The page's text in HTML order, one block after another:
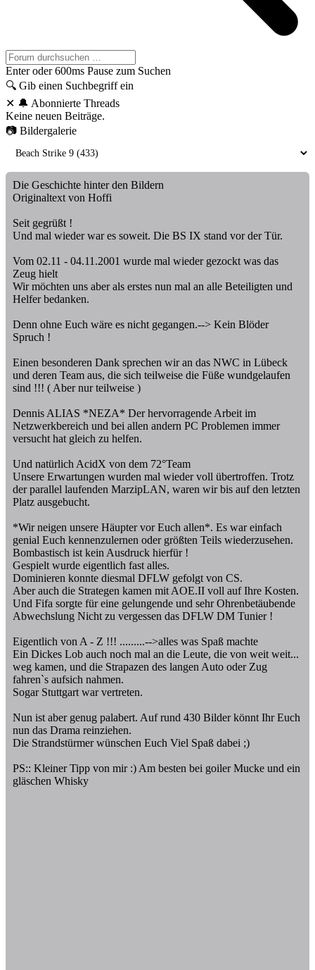
Enter oder 600ms Pause zum Suchen
🔍 Gib einen Suchbegriff ein
✕ 🔔 Abonnierte Threads
Keine neuen Beiträge.
📷 Bildergalerie
Die Geschichte hinter den Bildern
Originaltext von Hoffi
Seit gegrüßt !
Und mal wieder war es soweit. Die BS IX stand vor der Tür.
Vom 02.11 - 04.11.2001 wurde mal wieder gezockt was das
Zeug hielt
Wir möchten uns aber als erstes nun mal an alle Beteiligten und
Helfer bedanken.
Denn ohne Euch wäre es nicht gegangen.--> Kein Blöder
Spruch !
Einen besonderen Dank sprechen wir an das NWC in Lübeck
und deren Team aus, die sich teilweise die Füße wundgelaufen
sind !!! ( Aber nur teilweise )
Dennis ALIAS *NEZA* Der hervorragende Arbeit im
Netzwerkbereich und bei allen andern PC Problemen immer
versucht hat gleich zu helfen.
Und natürlich AcidX von dem 72°Team
Unsere Erwartungen wurden mal wieder voll übertroffen. Trotz
der parallel laufenden MarzipLAN, waren wir bis auf den letzten
Platz ausgebucht.
*Wir neigen unsere Häupter vor Euch allen*. Es war einfach
genial Euch kennenzulernen oder größten Teils wiederzusehen.
Bombastisch ist kein Ausdruck hierfür !
Gespielt wurde eigentlich fast alles.
Dominieren konnte diesmal DFLW gefolgt von CS.
Aber auch die Strategen kamen mit AOE.II voll auf Ihre Kosten.
Und Fifa sorgte für eine gelungende und sehr Ohrenbetäubende
Abwechslung Nicht zu vergessen das DFLW DM Tunier !
Eigentlich von A - Z !!! .........-->alles was Spaß machte
Ein Dickes Lob auch noch mal an die Leute, die von weit weit...
weg kamen, und die Strapazen des langen Auto oder Zug
fahren`s aufsich nahmen.
Sogar Stuttgart war vertreten.
Nun ist aber genug palabert. Auf rund 430 Bilder könnt Ihr Euch
nun das Drama reinziehen.
Die Strandstürmer wünschen Euch Viel Spaß dabei ;)
PS:: Kleiner Tipp von mir :) Am besten bei goiler Mucke und ein
gläschen Whisky